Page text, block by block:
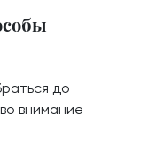
до
внимание